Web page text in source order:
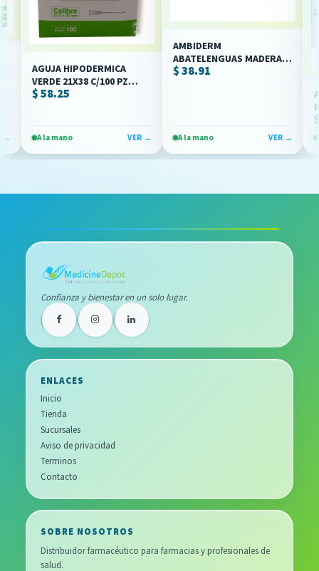
AGUJA HIPODERMICA
VERDE 21X38 C/100 PZ
(SENSIMEDICAL/JAYOR)
$ 58.25
A la mano VER →
AMBIDERM
ABATELENGUAS MADERA
18X15CM C/100 (IVA)
$ 38.91
A la mano VER →
1/2
$
A la
Confianza y bienestar en un solo lugar.
ENLACES
Inicio
Tienda
Sucursales
Aviso de privacidad
Terminos
Contacto
SOBRE NOSOTROS
Distribuidor farmacéutico para farmacias y profesionales de
salud.